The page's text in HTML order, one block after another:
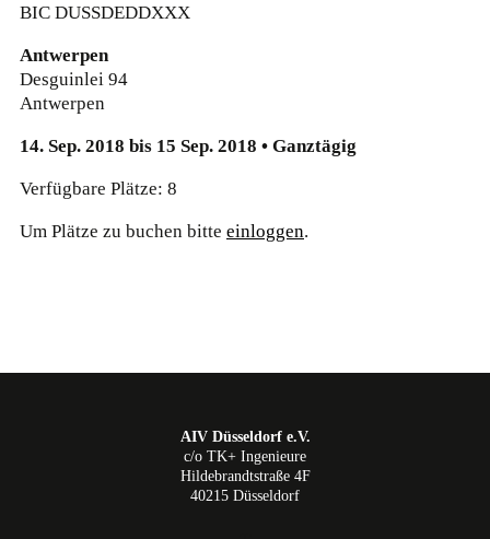
BIC DUSSDEDDXXX
Antwerpen
Desguinlei 94
Antwerpen
14. Sep. 2018 bis 15 Sep. 2018 • Ganztägig
Verfügbare Plätze: 8
Um Plätze zu buchen bitte einloggen.
AIV Düsseldorf e.V.
c/o TK+ Ingenieure
Hildebrandtstraße 4F
40215 Düsseldorf